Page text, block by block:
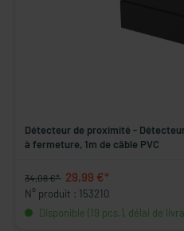
Détecteur de proximité -
à fermeture, 1m de câble PVC
34,08 €* 29,99 €*
N° produit : 153210
Disponible (19 pcs.), délai de